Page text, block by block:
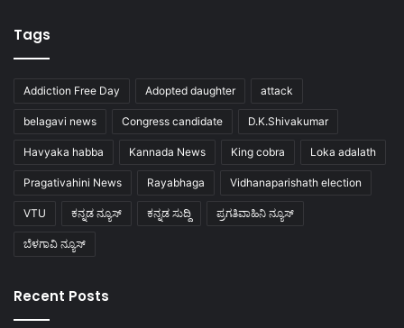
Tags
Addiction Free Day Adopted daughter attack
belagavi news Congress candidate D.K.Shivakumar
Havyaka habba Kannada News King cobra Loka adalath
Pragativahini News Rayabhaga Vidhanaparishath election
VTU ಕನ್ನಡ ನ್ಯೂಸ್ ಕನ್ನಡ ಸುದ್ದಿ ಪ್ರಗತಿವಾಹಿನಿ ನ್ಯೂಸ್
ಬೆಳಗಾವಿ ನ್ಯೂಸ್
Recent Posts